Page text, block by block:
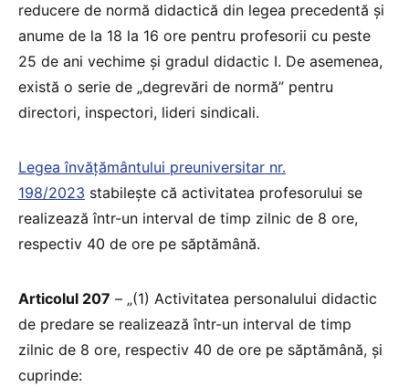
reducere de normă didactică din legea precedentă și
anume de la 18 la 16 ore pentru profesorii cu peste
25 de ani vechime și gradul didactic I. De asemenea,
există o serie de „degrevări de normă” pentru
directori, inspectori, lideri sindicali.
Legea învățământului preuniversitar nr.
198/2023 stabilește că activitatea profesorului se
realizează într-un interval de timp zilnic de 8 ore,
respectiv 40 de ore pe săptămână.
Articolul 207 – „(1) Activitatea personalului didactic
de predare se realizează într-un interval de timp
zilnic de 8 ore, respectiv 40 de ore pe săptămână, și
cuprinde: